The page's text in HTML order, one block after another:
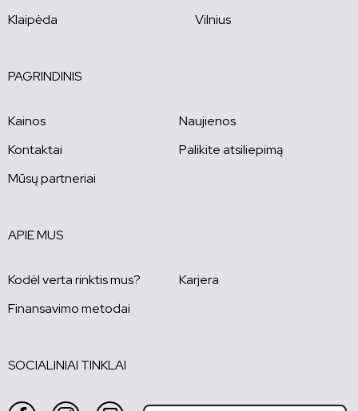
Klaipėda
Vilnius
PAGRINDINIS
Kainos
Naujienos
Kontaktai
Palikite atsiliepimą
Mūsų partneriai
APIE MUS
Kodėl verta rinktis mus?
Karjera
Finansavimo metodai
SOCIALINIAI TINKLAI